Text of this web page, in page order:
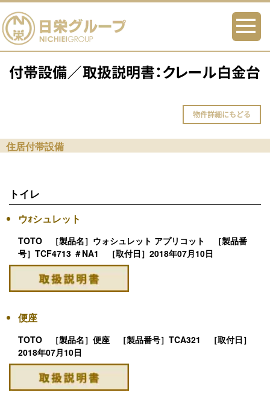
付帯設備／取扱説明書：クレール白金台
物件詳細にもどる
住居付帯設備
トイレ
ウｫシュレット
TOTO ［製品名］ウォシュレット アプリコット ［製品番
号］TCF4713 ＃NA1 ［取付日］2018年07月10日
便座
TOTO ［製品名］便座 ［製品番号］TCA321 ［取付日］
2018年07月10日